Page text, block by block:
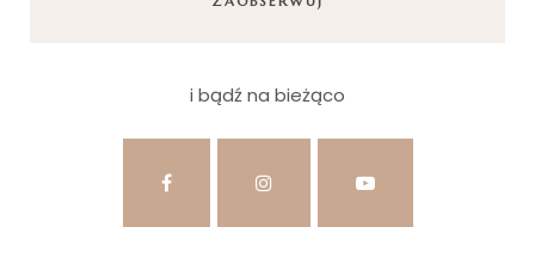
i bądź na bieżąco